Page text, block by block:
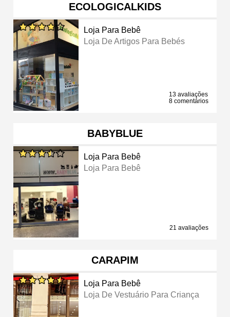
ECOLOGICALKIDS
Loja Para Bebê
Loja De Artigos Para Bebés
13 avaliações
8 comentários
BABYBLUE
Loja Para Bebê
Loja Para Bebê
21 avaliações
CARAPIM
Loja Para Bebê
Loja De Vestuário Para Criança